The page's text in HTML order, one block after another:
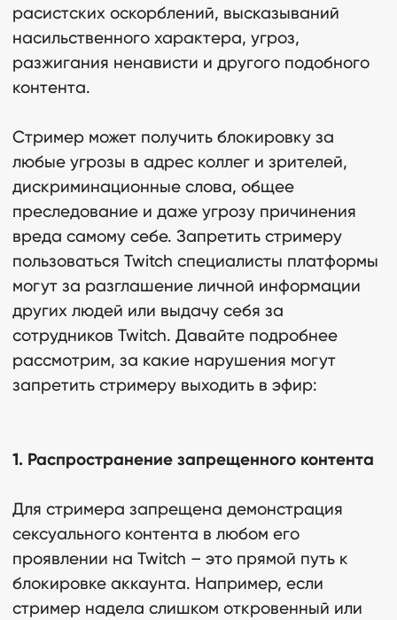
расистских оскорблений, высказываний
насильственного характера, угроз,
разжигания ненависти и другого подобного
контента.
Стример может получить блокировку за
любые угрозы в адрес коллег и зрителей,
дискриминационные слова, общее
преследование и даже угрозу причинения
вреда самому себе. Запретить стримеру
пользоваться Twitch специалисты платформы
могут за разглашение личной информации
других людей или выдачу себя за
сотрудников Twitch. Давайте подробнее
рассмотрим, за какие нарушения могут
запретить стримеру выходить в эфир:
1. Распространение запрещенного контента
Для стримера запрещена демонстрация
сексуального контента в любом его
проявлении на Twitch – это прямой путь к
блокировке аккаунта. Например, если
стример надела слишком откровенный или